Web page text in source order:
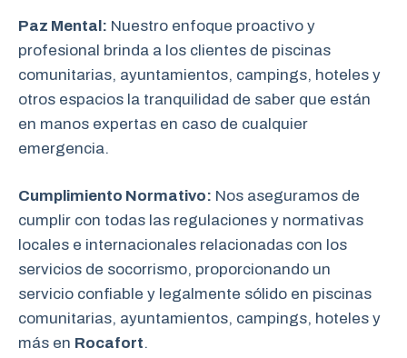
Paz Mental: Nuestro enfoque proactivo y
profesional brinda a los clientes de piscinas
comunitarias, ayuntamientos, campings, hoteles y
otros espacios la tranquilidad de saber que están
en manos expertas en caso de cualquier
emergencia.
Cumplimiento Normativo: Nos aseguramos de
cumplir con todas las regulaciones y normativas
locales e internacionales relacionadas con los
servicios de socorrismo, proporcionando un
servicio confiable y legalmente sólido en piscinas
comunitarias, ayuntamientos, campings, hoteles y
más en Rocafort.